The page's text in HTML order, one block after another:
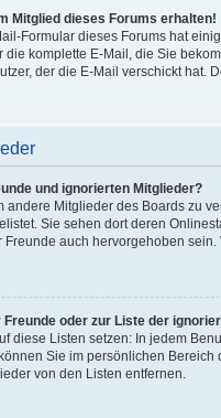
Mitglied dieses Forums erhalten!
Formular dieses Forums hat
komplette E-Mail, die Sie
der die E-Mail verschickt hat.
und ignorierten Mitglieder?
andere Mitglieder des Boards zu
Sie sehen dort deren
auch hervorgehoben
oder zur Liste der
diese Listen setzen: In jedem
Sie im persönlichen
von den Listen entfernen.